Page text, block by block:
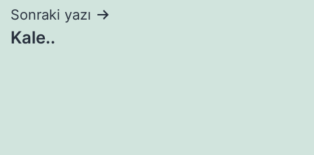
Sonraki yazı
Kale..